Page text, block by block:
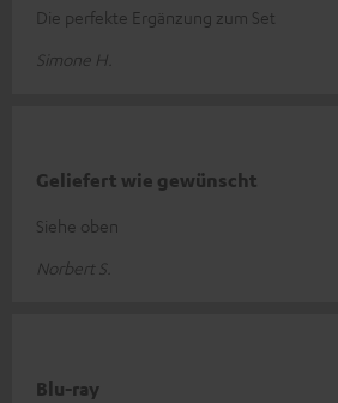
Die perfekte Ergänzung zum Set
Simone H.
Geliefert wie gewünscht
Siehe oben
Norbert S.
Blu-ray